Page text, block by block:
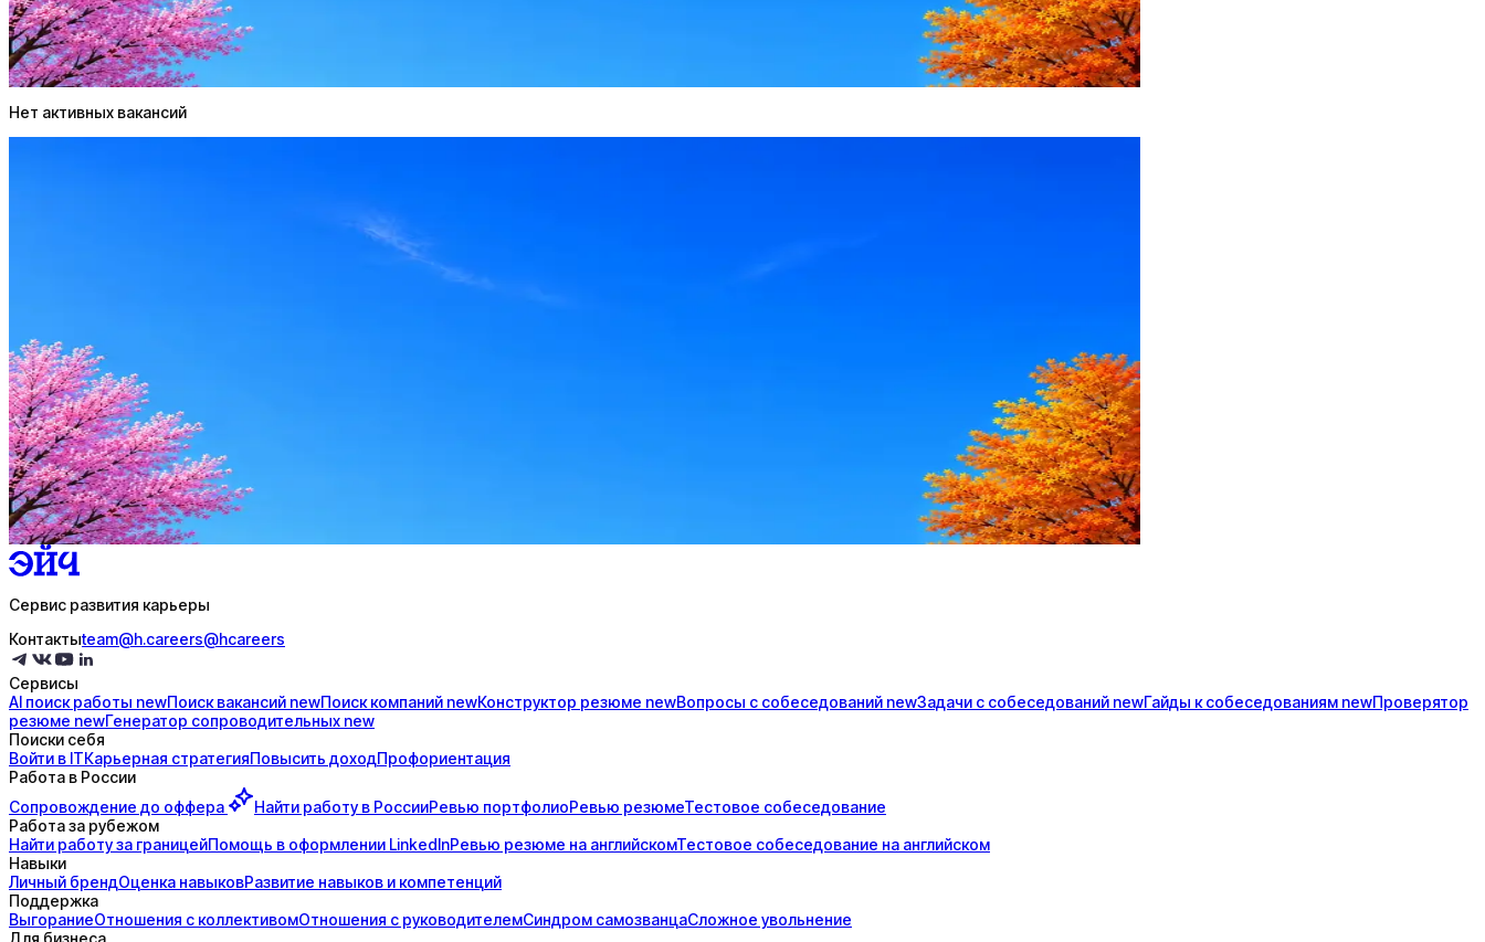
AI генерация сопроводительных писем
4 990 ₽/мес
Купить доступ
Нет активных вакансий
Стратегия поиска с AI: рынки, позиции, вилка, каналы
Ежедневный подбор из 600+ источников
AI-адаптация отклика под вакансию
AI генерация сопроводительных писем
4 990 ₽/мес
Купить доступ
Сервис развития карьеры
Контактыteam@h.careers@hcareers
Сервисы
AI поискработы newПоисквакансий newПоисккомпаний newКонструктор резюме newВопросы с собеседований newЗадачи с собеседований newГайды ксобеседованиям newПроверятор
резюме newГенератор сопроводительных new
Поиски себя
Войти в ITКарьерная стратегияПовысить доходПрофориентация
Работа в России
Сопровождение до оффера Найти работу в РоссииРевью портфолиоРевью резюмеТестовое собеседование
Работа за рубежом
Найти работу за границейПомощь в оформлении LinkedInРевью резюме на английскомТестовое собеседование на английском
Навыки
Личный брендОценка навыковРазвитие навыков и компетенций
Поддержка
ВыгораниеОтношения с коллективомОтношения с руководителемСиндром самозванцаСложное увольнение